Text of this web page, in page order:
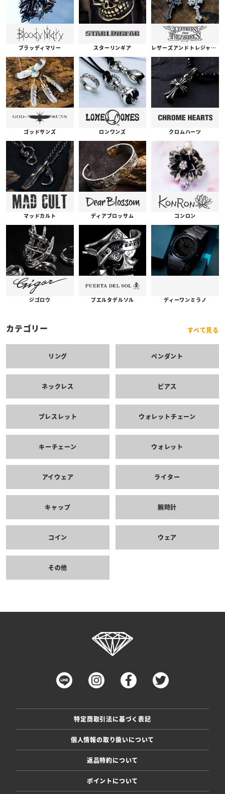
ブラッディマリー スターリンギア レザーズアンドトレジャーズ
ゴッドサンズ ロンワンズ クロムハーツ
マッドカルト ディアブロッサム コンロン
ジゴロウ プエルタデルソル ディーワンミラノ
カテゴリー すべて見る
リング ペンダント
ネックレス ピアス
ブレスレット ウォレットチェーン
キーチェーン ウォレット
アイウェア ライター
キャップ 腕時計
コイン ウェア
その他
特定商取引法に基づく表記
個人情報の取り扱いについて
返品特約について
ポイントについて